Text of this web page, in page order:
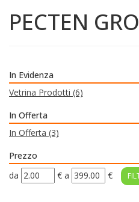
PECTEN
In Evidenza
Vetrina Prodotti (6)
In Offerta
In Offerta (3)
Prezzo
filtra
da € filtra
a €